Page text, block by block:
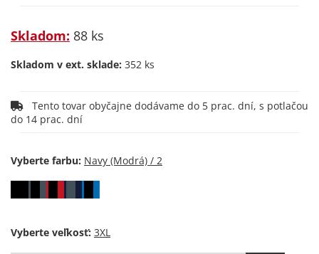
Skladom: 88 ks
Skladom v ext. sklade: 352 ks
do 14 prac. dní
Vyberte farbu:
Vyberte veľkosť: